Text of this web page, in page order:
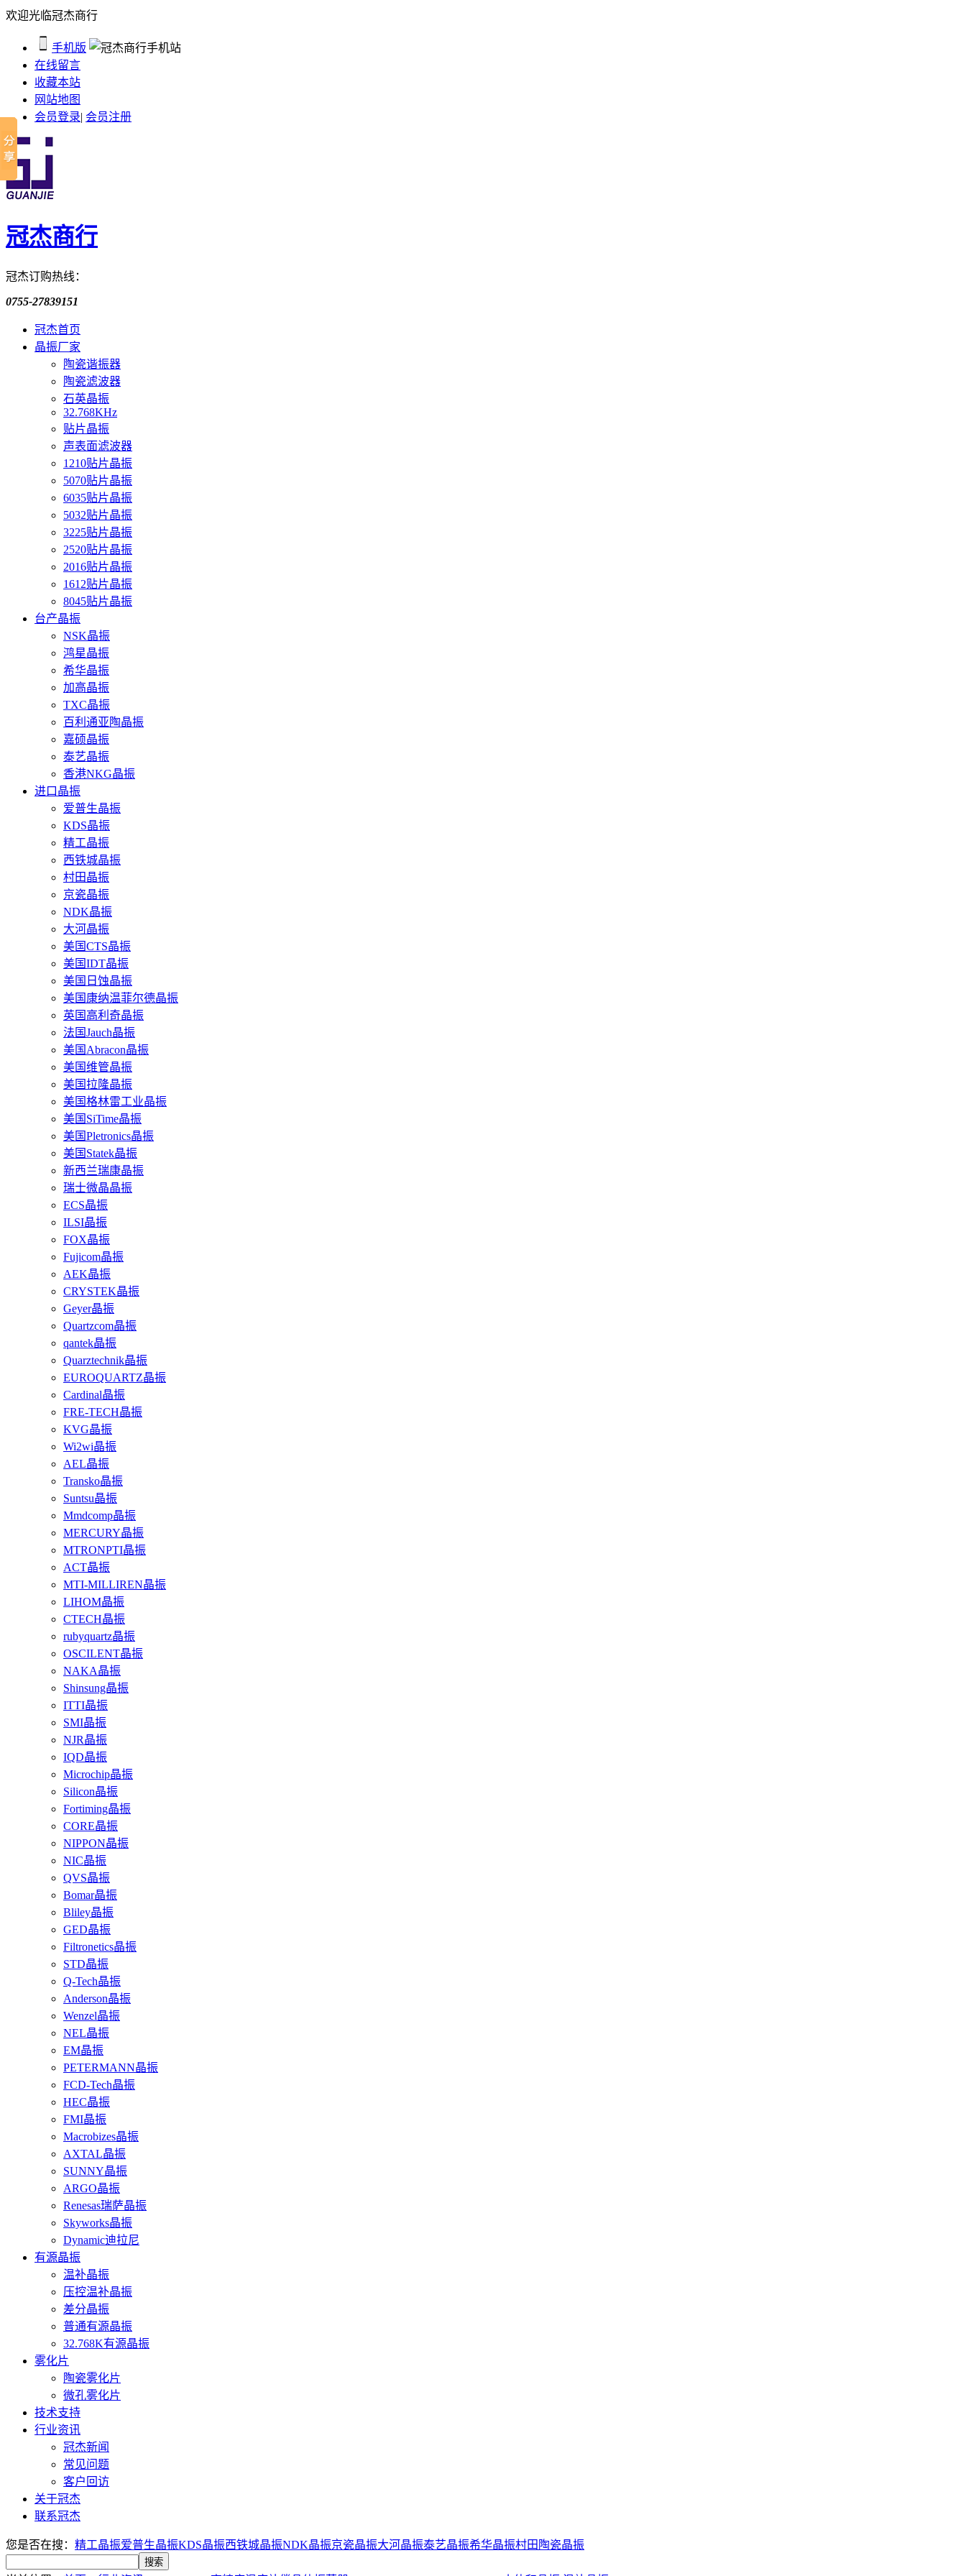
欢迎光临冠杰商行
手机版
在线留言
收藏本站
网站地图
会员登录| 会员注册
冠杰商行
冠杰订购热线：
0755-27839151
冠杰首页
晶振厂家
陶瓷谐振器
陶瓷滤波器
石英晶振
32.768KHz
贴片晶振
声表面滤波器
1210贴片晶振
5070贴片晶振
6035贴片晶振
5032贴片晶振
3225贴片晶振
2520贴片晶振
2016贴片晶振
1612贴片晶振
8045贴片晶振
台产晶振
NSK晶振
鸿星晶振
希华晶振
加高晶振
TXC晶振
百利通亚陶晶振
嘉硕晶振
泰艺晶振
香港NKG晶振
进口晶振
爱普生晶振
KDS晶振
精工晶振
西铁城晶振
村田晶振
京瓷晶振
NDK晶振
大河晶振
美国CTS晶振
美国IDT晶振
美国日蚀晶振
美国康纳温菲尔德晶振
英国高利奇晶振
法国Jauch晶振
美国Abracon晶振
美国维管晶振
美国拉隆晶振
美国格林雷工业晶振
美国SiTime晶振
美国Pletronics晶振
美国Statek晶振
新西兰瑞康晶振
瑞士微晶晶振
ECS晶振
ILSI晶振
FOX晶振
Fujicom晶振
AEK晶振
CRYSTEK晶振
Geyer晶振
Quartzcom晶振
qantek晶振
Quarztechnik晶振
EUROQUARTZ晶振
Cardinal晶振
FRE-TECH晶振
KVG晶振
Wi2wi晶振
AEL晶振
Transko晶振
Suntsu晶振
Mmdcomp晶振
MERCURY晶振
MTRONPTI晶振
ACT晶振
MTI-MILLIREN晶振
LIHOM晶振
CTECH晶振
rubyquartz晶振
OSCILENT晶振
NAKA晶振
Shinsung晶振
ITTI晶振
SMI晶振
NJR晶振
IQD晶振
Microchip晶振
Silicon晶振
Fortiming晶振
CORE晶振
NIPPON晶振
NIC晶振
QVS晶振
Bomar晶振
Bliley晶振
GED晶振
Filtronetics晶振
STD晶振
Q-Tech晶振
Anderson晶振
Wenzel晶振
NEL晶振
EM晶振
PETERMANN晶振
FCD-Tech晶振
HEC晶振
FMI晶振
Macrobizes晶振
AXTAL晶振
SUNNY晶振
ARGO晶振
Renesas瑞萨晶振
Skyworks晶振
Dynamic迪拉尼
有源晶振
温补晶振
压控温补晶振
差分晶振
普通有源晶振
32.768K有源晶振
雾化片
陶瓷雾化片
微孔雾化片
技术支持
行业资讯
冠杰新闻
常见问题
客户回访
关于冠杰
联系冠杰
您是否在搜： 精工晶振爱普生晶振KDS晶振西铁城晶振NDK晶振京瓷晶振大河晶振泰艺晶振希华晶振村田陶瓷晶振